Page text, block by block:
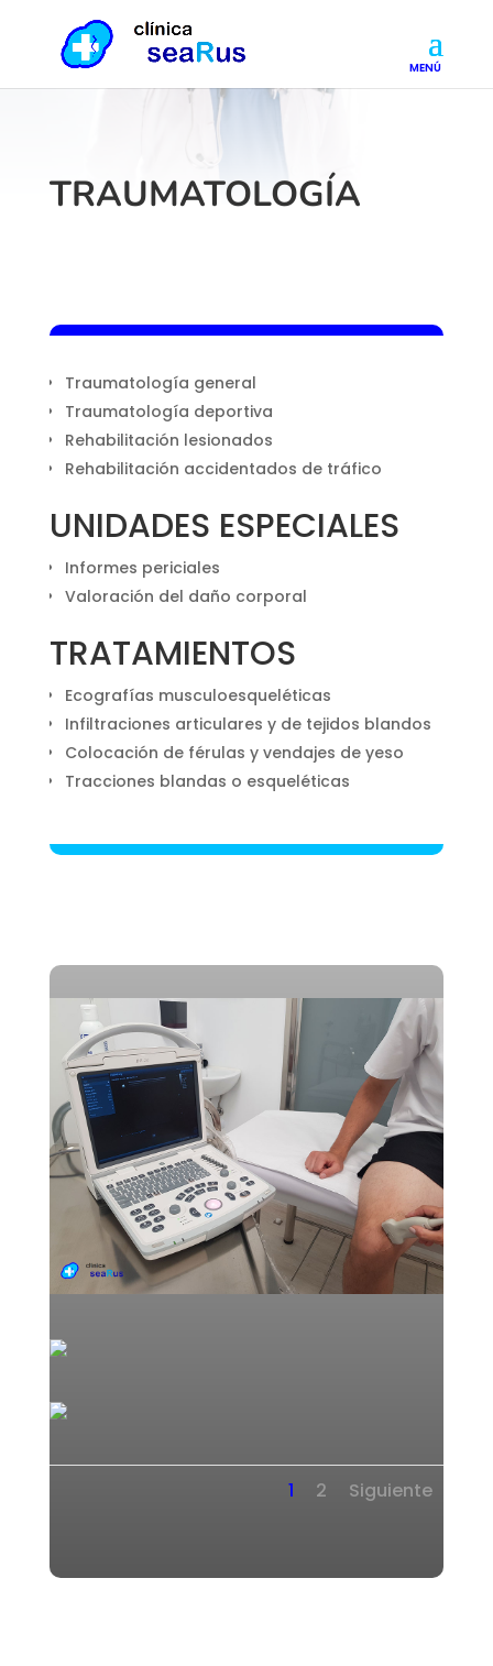
TRAUMATOLOGÍA
Traumatología general
Traumatología deportiva
Rehabilitación lesionados
Rehabilitación accidentados de tráfico
UNIDADES ESPECIALES
Informes periciales
Valoración del daño corporal
TRATAMIENTOS
Ecografías musculoesqueléticas
Infiltraciones articulares y de tejidos blandos
Colocación de férulas y vendajes de yeso
Tracciones blandas o esqueléticas
1 2 Siguiente